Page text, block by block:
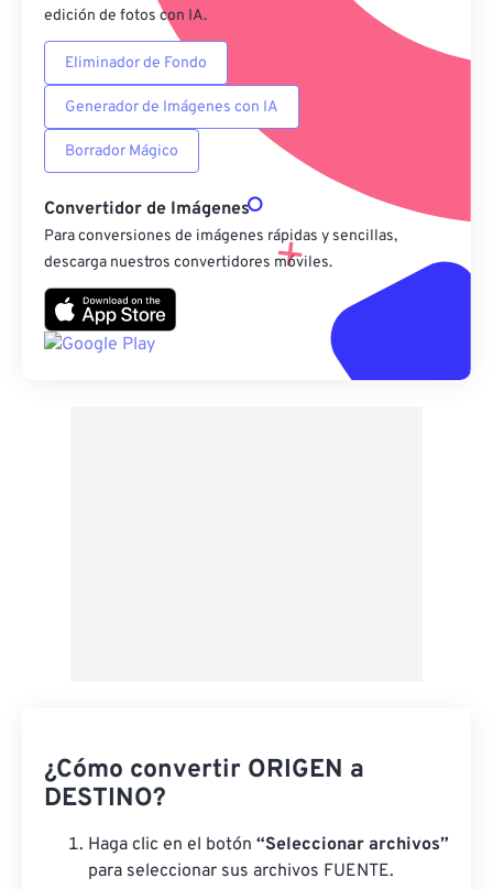
edición de fotos con IA.
Eliminador de Fondo
Generador de Imágenes con IA
Borrador Mágico
Convertidor de Imágenes
Para conversiones de imágenes rápidas y sencillas,
descarga nuestros convertidores móviles.
¿Cómo convertir ORIGEN a
DESTINO?
Haga clic en el botón “Seleccionar archivos”
para seleccionar sus archivos FUENTE.